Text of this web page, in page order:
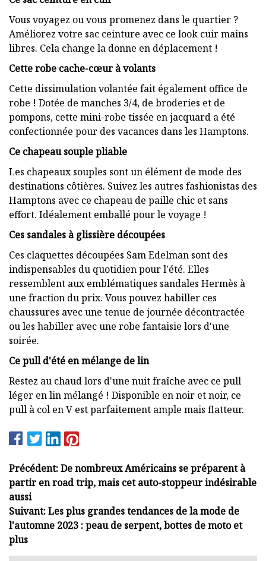
Vous voyagez ou vous promenez dans le quartier ?
Améliorez votre sac ceinture avec ce look cuir mains
libres. Cela change la donne en déplacement !
Cette robe cache-cœur à volants
Cette dissimulation volantée fait également office de
robe ! Dotée de manches 3/4, de broderies et de
pompons, cette mini-robe tissée en jacquard a été
confectionnée pour des vacances dans les Hamptons.
Ce chapeau souple pliable
Les chapeaux souples sont un élément de mode des
destinations côtières. Suivez les autres fashionistas des
Hamptons avec ce chapeau de paille chic et sans
effort. Idéalement emballé pour le voyage !
Ces sandales à glissière découpées
Ces claquettes découpées Sam Edelman sont des
indispensables du quotidien pour l'été. Elles
ressemblent aux emblématiques sandales Hermès à
une fraction du prix. Vous pouvez habiller ces
chaussures avec une tenue de journée décontractée
ou les habiller avec une robe fantaisie lors d'une
soirée.
Ce pull d'été en mélange de lin
Restez au chaud lors d'une nuit fraîche avec ce pull
léger en lin mélangé ! Disponible en noir et noir, ce
pull à col en V est parfaitement ample mais flatteur.
Précédent: De nombreux Américains se préparent à
partir en road trip, mais cet auto-stoppeur indésirable
aussi
Suivant: Les plus grandes tendances de la mode de
l'automne 2023 : peau de serpent, bottes de moto et
plus